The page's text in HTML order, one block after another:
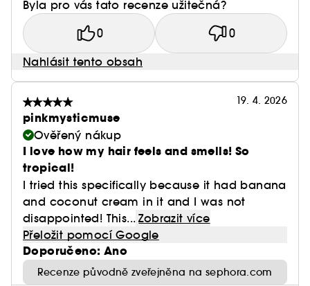
Byla pro vás tato recenze užitečná?
0 0
Nahlásit tento obsah
19. 4. 2026
pinkmysticmuse
Ověřený nákup
I love how my hair feels and smells! So
tropical!
I tried this specifically because it had banana
and coconut cream in it and I was not
disappointed! This... Zobrazit více
Přeložit pomocí Google
Doporučeno: Ano
Recenze původně zveřejněna na sephora.com